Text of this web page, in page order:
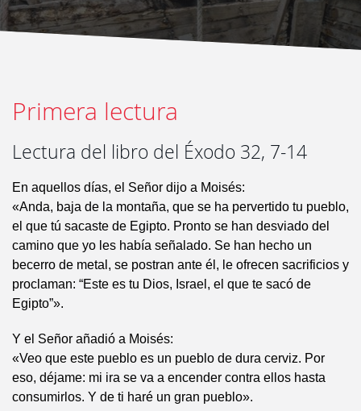
Primera lectura
Lectura del libro del Éxodo 32, 7-14
En aquellos días, el Señor dijo a Moisés:
«Anda, baja de la montaña, que se ha pervertido tu pueblo,
el que tú sacaste de Egipto. Pronto se han desviado del
camino que yo les había señalado. Se han hecho un
becerro de metal, se postran ante él, le ofrecen sacrificios y
proclaman: “Este es tu Dios, Israel, el que te sacó de
Egipto”».
Y el Señor añadió a Moisés:
«Veo que este pueblo es un pueblo de dura cerviz. Por
eso, déjame: mi ira se va a encender contra ellos hasta
consumirlos. Y de ti haré un gran pueblo».